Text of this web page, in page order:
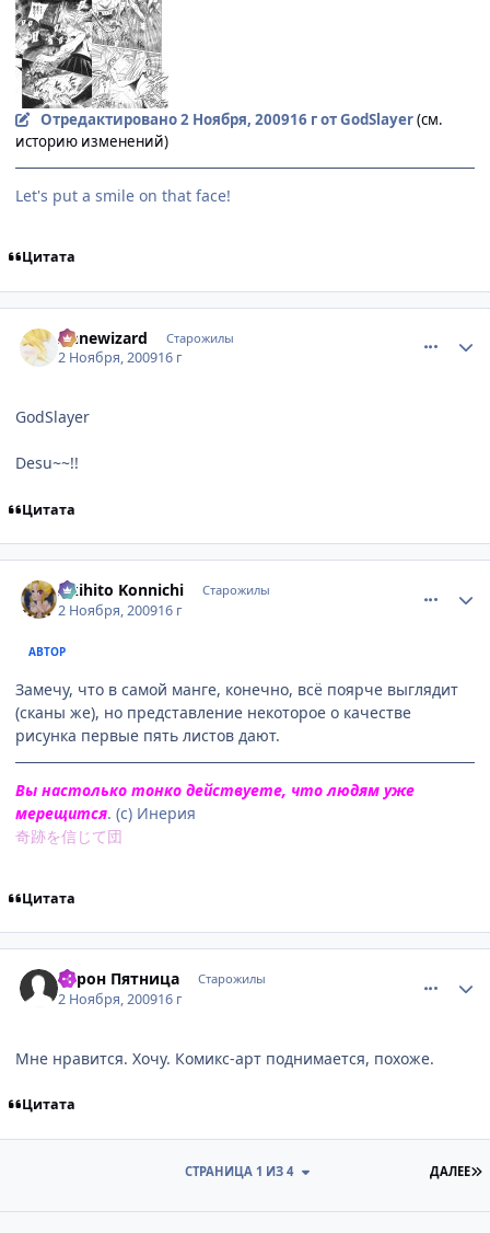
Отредактировано2 Ноября, 200916 гот GodSlayer(см.
историю изменений)
Let's put a smile on that face!
Цитата
Аnnewizard Старожилы
2 Ноября, 200916 г
GodSlayer
Desu~~!!
Цитата
Akihito Konnichi Старожилы
2 Ноября, 200916 г
АВТОР
Замечу, что в самой манге, конечно, всё поярче выглядит
(сканы же), но представление некоторое о качестве
рисунка первые пять листов дают.
Вы настолько тонко действуете, что людям уже
мерещится. (с) Инерия
奇跡を信じて団
Цитата
Барон Пятница Старожилы
2 Ноября, 200916 г
Мне нравится. Хочу. Комикс-арт поднимается, похоже.
Цитата
ДАЛЕЕ
СТРАНИЦА 1 ИЗ 4